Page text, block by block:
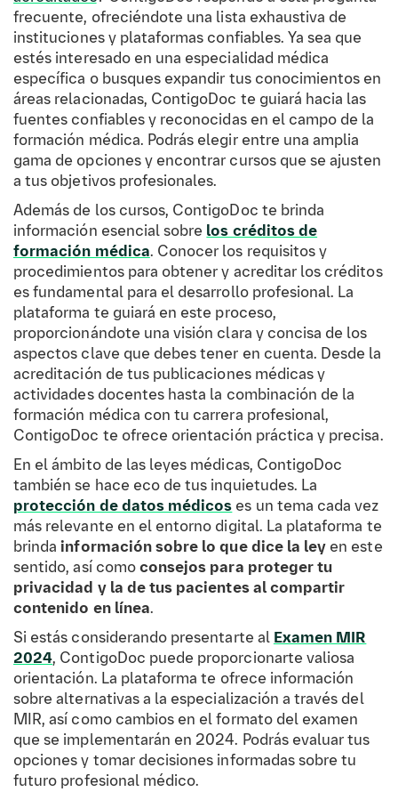
frecuente, ofreciéndote una lista exhaustiva de
instituciones y plataformas confiables. Ya sea que
estés interesado en una especialidad médica
específica o busques expandir tus conocimientos en
áreas relacionadas, ContigoDoc te guiará hacia las
fuentes confiables y reconocidas en el campo de la
formación médica. Podrás elegir entre una amplia
gama de opciones y encontrar cursos que se ajusten
a tus objetivos profesionales.
Además de los cursos, ContigoDoc te brinda
información esencial sobre los créditos de
formación médica. Conocer los requisitos y
procedimientos para obtener y acreditar los créditos
es fundamental para el desarrollo profesional. La
plataforma te guiará en este proceso,
proporcionándote una visión clara y concisa de los
aspectos clave que debes tener en cuenta. Desde la
acreditación de tus publicaciones médicas y
actividades docentes hasta la combinación de la
formación médica con tu carrera profesional,
ContigoDoc te ofrece orientación práctica y precisa.
En el ámbito de las leyes médicas, ContigoDoc
también se hace eco de tus inquietudes. La
protección de datos médicos es un tema cada vez
más relevante en el entorno digital. La plataforma te
brindainformación sobre lo que dice la ley en este
sentido, así comoconsejos para proteger tu
privacidad y la de tus pacientes al compartir
contenido en línea.
Si estás considerando presentarte al Examen MIR
2024, ContigoDoc puede proporcionarte valiosa
orientación. La plataforma te ofrece información
sobre alternativas a la especialización a través del
MIR, así como cambios en el formato del examen
que se implementarán en 2024. Podrás evaluar tus
opciones y tomar decisiones informadas sobre tu
futuro profesional médico.